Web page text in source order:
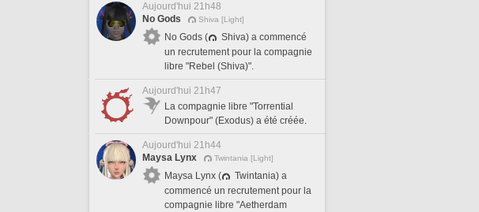
Aujourd'hui 21h48
No Gods
Shiva [Light]
No Gods (
Shiva) a commencé
un recrutement pour la compagnie
libre "Rebel (Shiva)".
Aujourd'hui 21h47
La compagnie libre "Torrential
Downpour" (Exodus) a été créée.
Aujourd'hui 21h44
Maysa Lynx
Twintania [Light]
Maysa Lynx (
Twintania) a
commencé un recrutement pour la
compagnie libre "Aetherdam